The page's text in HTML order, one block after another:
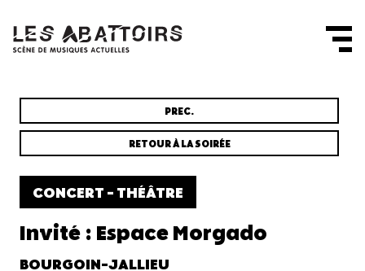
PREC.
RETOUR À LA SOIRÉE
CONCERT - THÉÂTRE
Invité : Espace Morgado
BOURGOIN-JALLIEU